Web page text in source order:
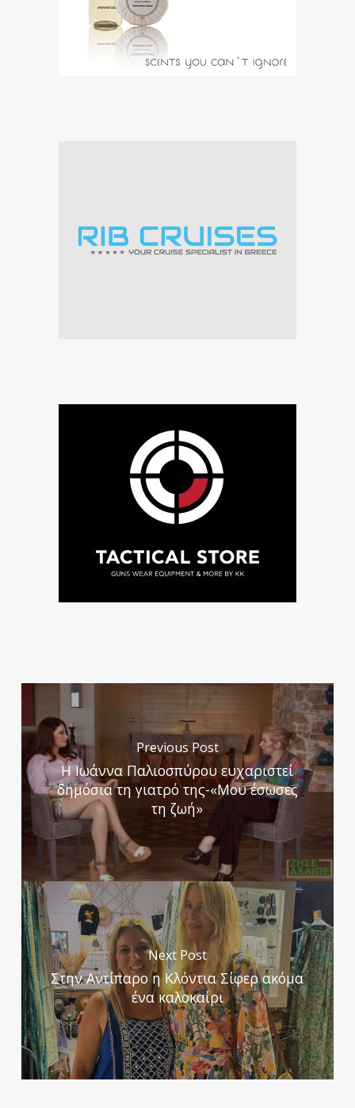
Previous Post
Η Ιωάννα Παλιοσπύρου ευχαριστεί
δημόσια τη γιατρό της-«Μου έσωσες
τη ζωή»
Next Post
Στην Αντίπαρο η Κλόντια Σίφερ ακόμα
ένα καλοκαίρι